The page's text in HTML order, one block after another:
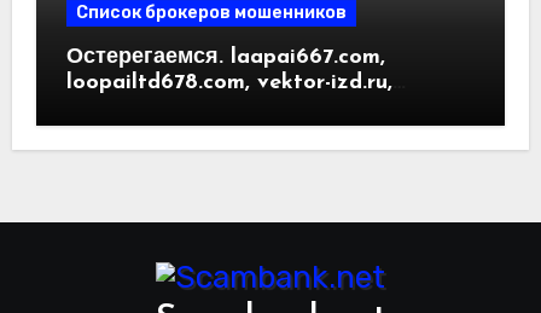
Список брокеров мошенников
Остерегаемся. laapai667.com,
loopailtd678.com, vektor-izd.ru,
видом инвест проектов. Отзывы